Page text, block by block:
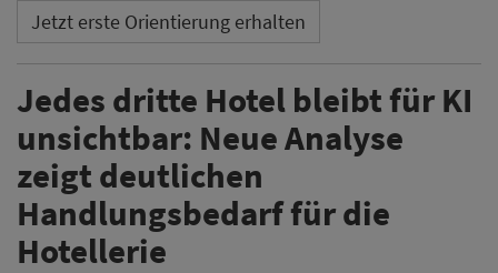
Jetzt erste Orientierung erhalten
Jedes dritte Hotel bleibt für KI
unsichtbar: Neue Analyse
zeigt deutlichen
Handlungsbedarf für die
Hotellerie